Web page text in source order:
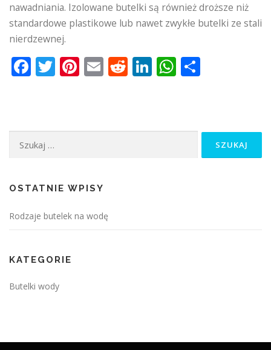
nawadniania. Izolowane butelki są również droższe niż
standardowe plastikowe lub nawet zwykłe butelki ze stali
nierdzewnej.
Facebook
Twitter
Pinterest
EmailReddit
LinkedIn
WhatsApp
Szukaj:
OSTATNIE WPISY
Rodzaje butelek na wodę
KATEGORIE
Butelki wody